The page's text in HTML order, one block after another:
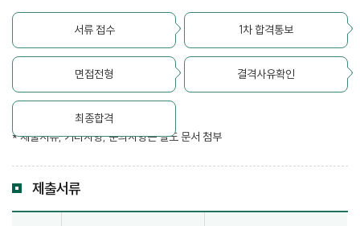
서류 접수 1차 합격통보
면접전형 결격사유확인
최종합격
* 제출서류, 기타사항, 문의사항은 별도 문서 첨부
제출서류